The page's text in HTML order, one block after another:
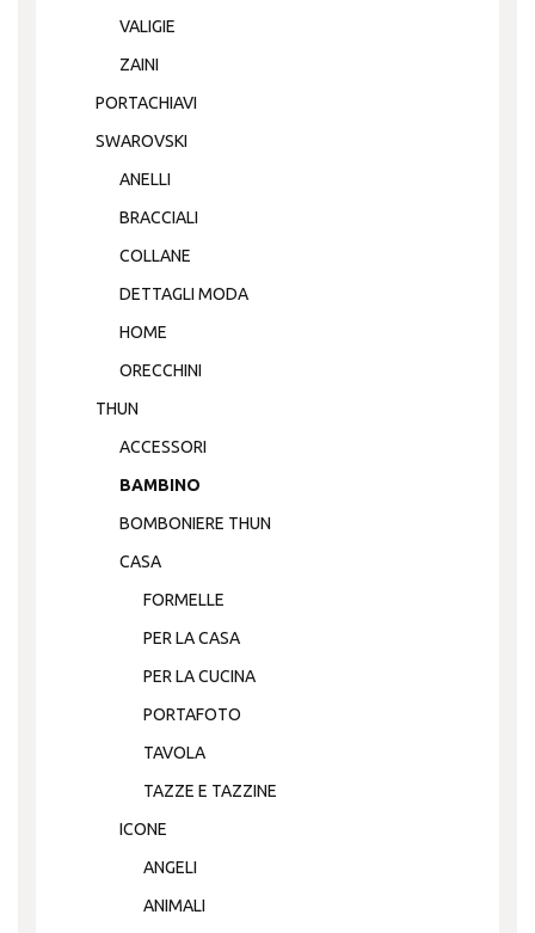
VALIGIE
ZAINI
PORTACHIAVI
SWAROVSKI
ANELLI
BRACCIALI
COLLANE
DETTAGLI MODA
HOME
ORECCHINI
THUN
ACCESSORI
BAMBINO
BOMBONIERE THUN
CASA
FORMELLE
PER LA CASA
PER LA CUCINA
PORTAFOTO
TAVOLA
TAZZE E TAZZINE
ICONE
ANGELI
ANIMALI